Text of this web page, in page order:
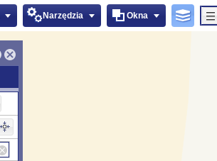
Narzędzia Okna